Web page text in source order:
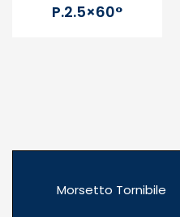
P.2.5×60°
Morsetto Tornibile